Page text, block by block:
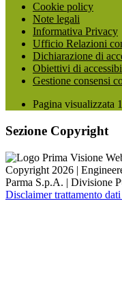
Cookie policy
Note legali
Informativa Privacy
Ufficio Relazioni
Dichiarazione di
Obiettivi di
Gestione consensi
Pagina visualizzata
Sezione Copyright
Copyright 2026 |
Parma S.p.A. | Divisione
Disclaimer trattamento